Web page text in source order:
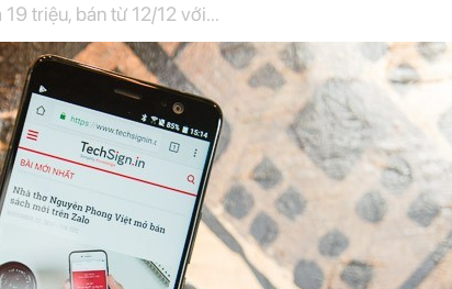
triệu, bán từ 12/12 với...